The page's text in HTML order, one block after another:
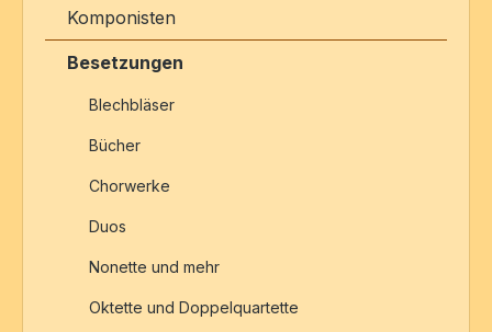
Komponisten
Besetzungen
Blechbläser
Bücher
Chorwerke
Duos
Nonette und mehr
Oktette und Doppelquartette